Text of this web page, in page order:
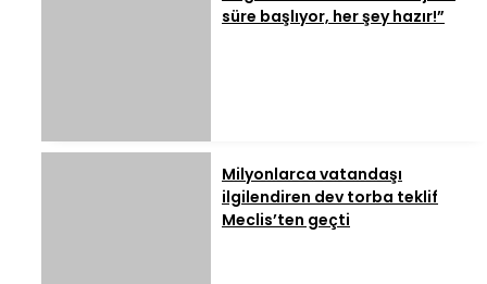
süre başlıyor, her şey hazır!”
Milyonlarca vatandaşı
ilgilendiren dev torba teklif
Meclis’ten geçti